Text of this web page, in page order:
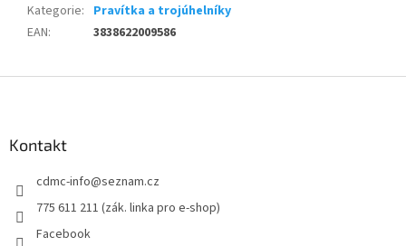
Kategorie: Pravítka a trojúhelníky
EAN: 3838622009586
Kontakt
cdmc-info@seznam.cz
775 611 211 (zák. linka pro e-shop)
Facebook